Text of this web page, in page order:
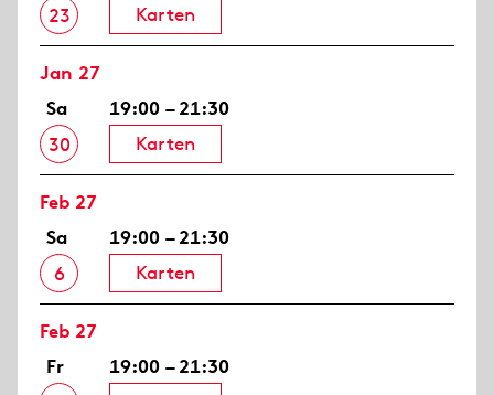
23
Karten
Jan 27
Sa
30
19:00 – 21:30
Karten
Feb 27
Sa
6
19:00 – 21:30
Karten
Feb 27
Fr
19:00 – 21:30